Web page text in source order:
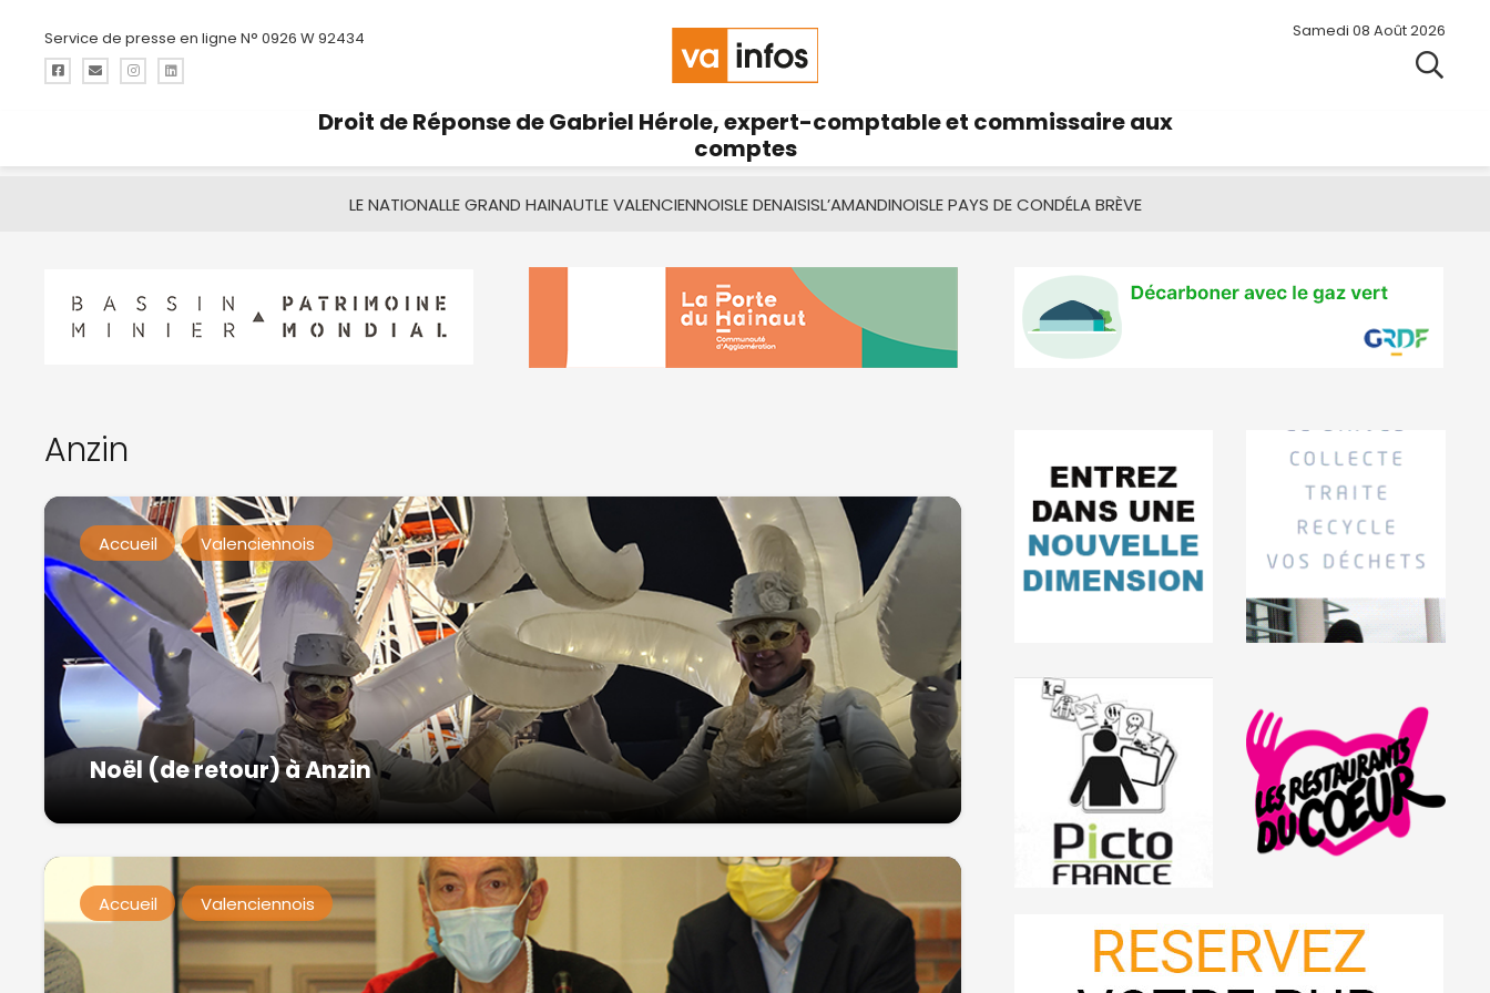
Service de presse en ligne N° 0926 W 92434 Samedi 08 Août 2026
Droit de Réponse de Gabriel Hérole, expert-comptable et commissaire aux
comptes
LE NATIONALLE GRAND HAINAUTLE VALENCIENNOISLE DENAISISL’AMANDINOISLE PAYS DE CONDÉLA BRÈVE
Anzin
Accueil Valenciennois
Noël (de retour) à Anzin
Accueil Valenciennois